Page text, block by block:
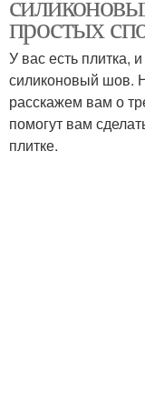
простых
У вас есть плитка,
силиконовый шов.
расскажем вам о
помогут вам
плитке.